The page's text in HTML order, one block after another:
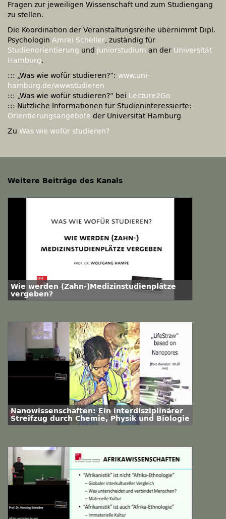
Fragen zur jeweiligen Wissenschaft und zum Studiengang
zu stellen.
Die Koordination der Veranstaltungsreihe übernimmt Dipl.
Psychologin Amrei Scheller, zuständig für
Studienorientierung und Juniorstudium an der Universität
Hamburg.
::: „Was wie wofür studieren?“: www.uni-
hamburg.de/wwwstudieren
::: „Was wie wofür studieren?“ bei Lecture2Go
::: Nützliche Informationen für Studieninteressierte:
Orientierungsangebote der Universität Hamburg
Zu Was wie wofür studieren?
Weitere Beiträge des Kanals
Wie werden (Zahn-)Medizinstudienplätze
vergeben?
Nanowissenschaften: Ein interdisziplinärer
Streifzug durch Chemie, Physik und Biologie